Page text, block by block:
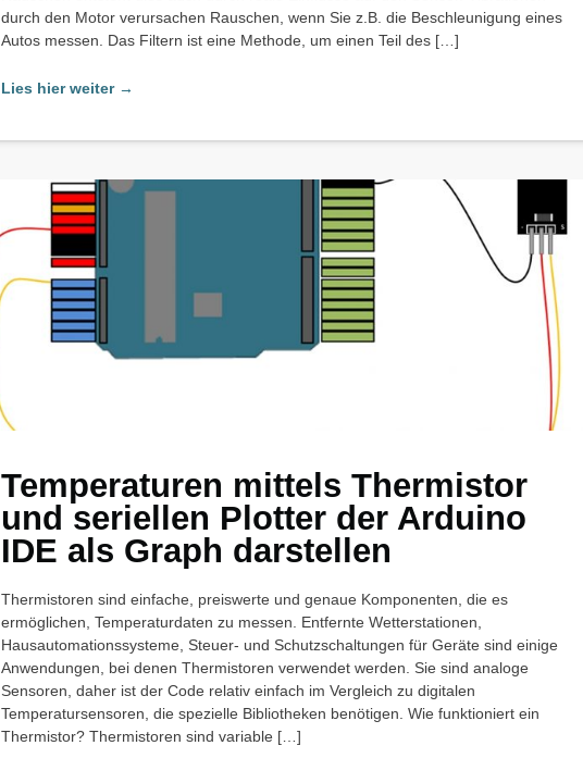
durch den Motor verursachen Rauschen, wenn Sie z.B. die Beschleunigung eines
Autos messen. Das Filtern ist eine Methode, um einen Teil des […]
Lies hier weiter →
Temperaturen mittels Thermistor
und seriellen Plotter der Arduino
IDE als Graph darstellen
Thermistoren sind einfache, preiswerte und genaue Komponenten, die es
ermöglichen, Temperaturdaten zu messen. Entfernte Wetterstationen,
Hausautomationssysteme, Steuer- und Schutzschaltungen für Geräte sind einige
Anwendungen, bei denen Thermistoren verwendet werden. Sie sind analoge
Sensoren, daher ist der Code relativ einfach im Vergleich zu digitalen
Temperatursensoren, die spezielle Bibliotheken benötigen. Wie funktioniert ein
Thermistor? Thermistoren sind variable […]